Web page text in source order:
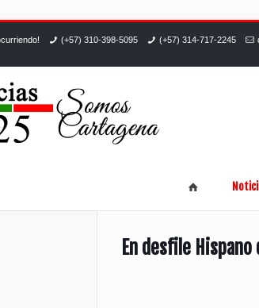
(+57) 310-398-5095 (+57) 314-717-2245
En desfile